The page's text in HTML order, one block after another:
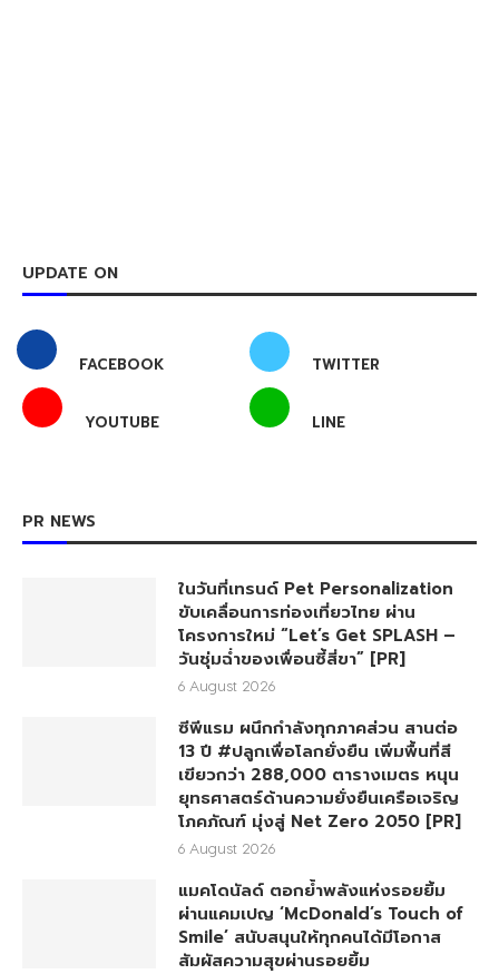
UPDATE ON
FACEBOOK TWITTER
YOUTUBE LINE
PR NEWS
ในวันที่เทรนด์ Pet Personalization
ขับเคลื่อนการท่องเที่ยวไทย ผ่าน
โครงการใหม่ “Let’s Get SPLASH –
วันชุ่มฉ่ำของเพื่อนซี้สี่ขา” [PR]
6 August 2026
ซีพีแรม ผนึกกำลังทุกภาคส่วน สานต่อ
13 ปี #ปลูกเพื่อโลกยั่งยืน เพิ่มพื้นที่สี
เขียวกว่า 288,000 ตารางเมตร หนุน
ยุทธศาสตร์ด้านความยั่งยืนเครือเจริญ
โภคภัณฑ์ มุ่งสู่ Net Zero 2050 [PR]
6 August 2026
แมคโดนัลด์ ตอกย้ำพลังแห่งรอยยิ้ม
ผ่านแคมเปญ ‘McDonald’s Touch of
Smile’ สนับสนุนให้ทุกคนได้มีโอกาส
สัมผัสความสุขผ่านรอยยิ้ม